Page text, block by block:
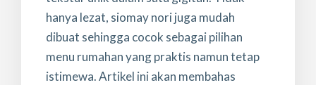
hanya lezat, siomay nori juga mudah
dibuat sehingga cocok sebagai pilihan
menu rumahan yang praktis namun tetap
istimewa. Artikel ini akan membahas